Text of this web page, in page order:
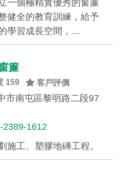
一個極精實優秀的窗簾
健全的教育訓練，給予
學習成長空間，…
簾
159 客戶評價
市南屯區黎明路二段97
2389-1612
施工、塑膠地磚工程。